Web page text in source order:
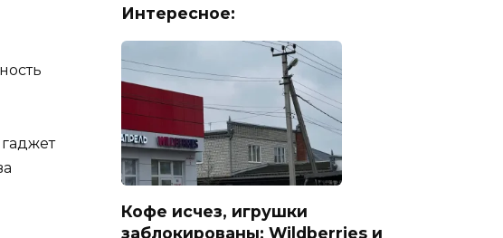
Интересное:
Кофе исчез, игрушки
заблокированы: Wildberries и